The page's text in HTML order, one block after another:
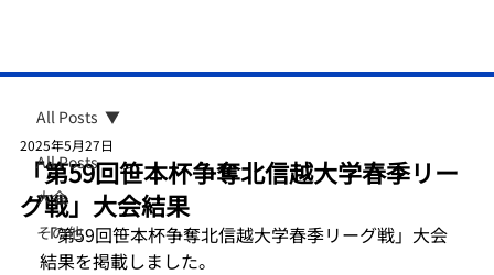
All Posts
大会
その他
All Posts
「第59回笹本杯争奪北信越大学春季リー
グ戦」大会結果
2025年5月27日
「第59回笹本杯争奪北信越大学春季リーグ戦」大会
結果を掲載しました。